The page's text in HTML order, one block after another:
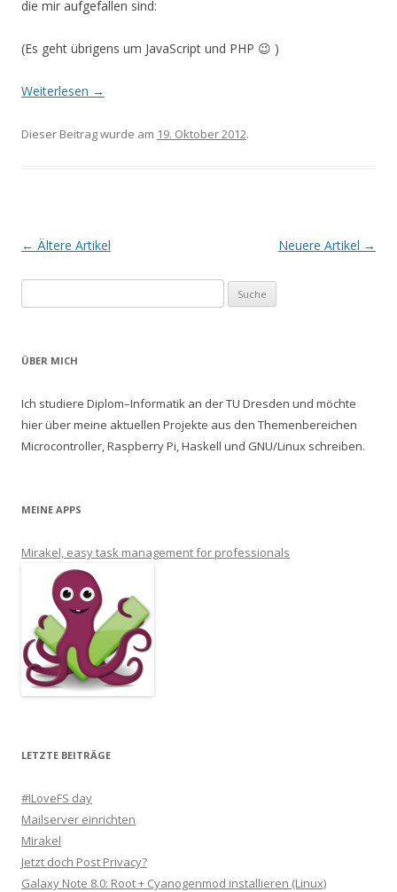
die mir aufgefallen sind:
(Es geht übrigens um JavaScript und PHP 😉 )
Weiterlesen →
Dieser Beitrag wurde am 19. Oktober 2012.
Artikel-Navigation
← Ältere Artikel Neuere Artikel →
ÜBER MICH
Ich studiere Diplom–Informatik an der TU Dresden und möchte
hier über meine aktuellen Projekte aus den Themenbereichen
Microcontroller, Raspberry Pi, Haskell und GNU/Linux schreiben.
MEINE APPS
Mirakel, easy task management for professionals
LETZTE BEITRÄGE
#ILoveFS day
Mailserver einrichten
Mirakel
Jetzt doch Post Privacy?
Galaxy Note 8.0: Root + Cyanogenmod installieren (Linux)